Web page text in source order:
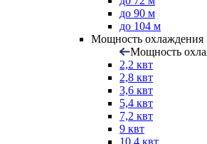
до 90 м
до 104 м
Мощность охлаждения
Мощность
2,2 квт
2,8 квт
3,6 квт
5,4 квт
7,2 квт
9 квт
10,4 квт